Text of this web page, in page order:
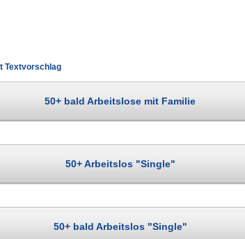
Textvorschlag
50+ bald Arbeitslose mit Familie
50+ Arbeitslos "Single"
50+ bald Arbeitslos "Single"